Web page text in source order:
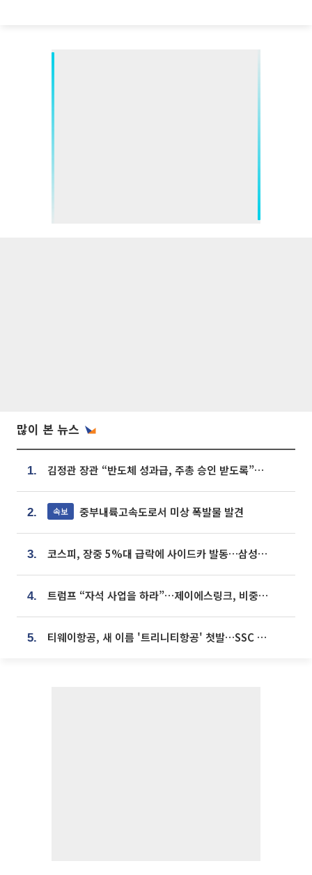
많이 본 뉴스
1. 김정관 장관 “반도체 성과급, 주총 승인 받도록”…상법·자본시장법 개정 시사
2. 속보 중부내륙고속도로서 미상 폭발물 발견
3. 코스피, 장중 5%대 급락에 사이드카 발동…삼성·SK 동반 폭락
4. 트럼프 “자석 사업을 하라”…제이에스링크, 비중국 영구자석 공급망 구축 속도
5. 티웨이항공, 새 이름 '트리니티항공' 첫발…SSC 전략 본격화